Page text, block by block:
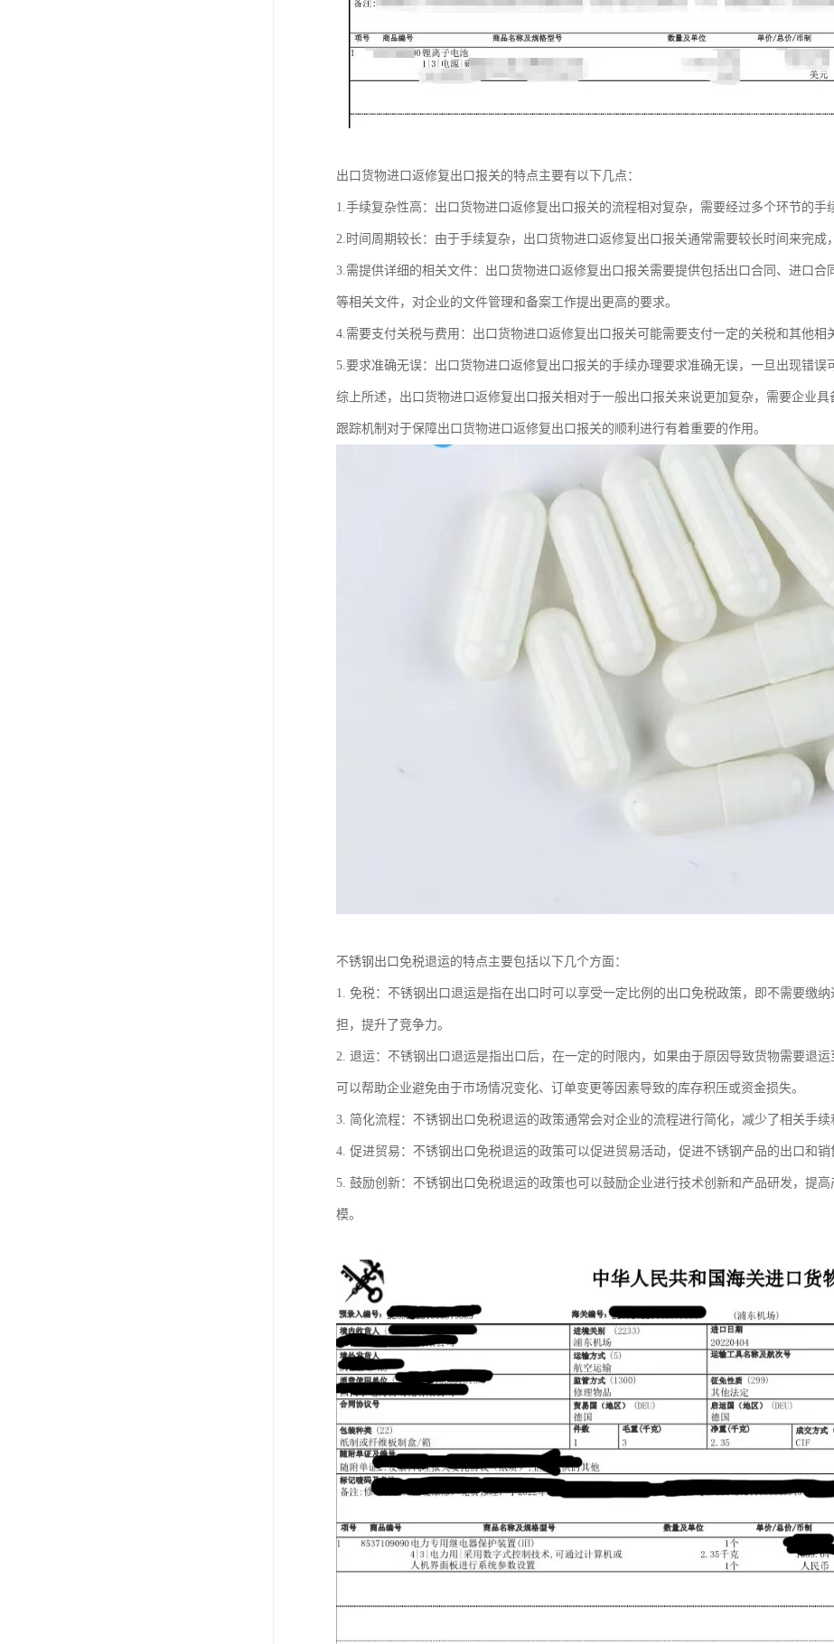
出口货物进口返修复出口报关的特点主要有以下几点：
1.手续复杂性高：出口货物进口返修复出口报关的流程相对复杂，需要经过多个环节的手
2.时间周期较长：由于手续复杂，出口货物进口返修复出口报关通常需要较长时间来完成
3.需提供详细的相关文件：出口货物进口返修复出口报关需要提供包括出口合同、进口
等相关文件，对企业的文件管理和备案工作提出更高的要求。
4.需要支付关税与费用：出口货物进口返修复出口报关可能需要支付一定的关税和其他相
5.要求准确无误：出口货物进口返修复出口报关的手续办理要求准确无误，一旦出现错误
综上所述，出口货物进口返修复出口报关相对于一般出口报关来说更加复杂，需要企业
跟踪机制对于保障出口货物进口返修复出口报关的顺利进行有着重要的作用。
不锈钢出口免税退运的特点主要包括以下几个方面：
1. 免税：不锈钢出口退运是指在出口时可以享受一定比例的出口免税政策，即不需要缴
担，提升了竞争力。
2. 退运：不锈钢出口退运是指出口后，在一定的时限内，如果由于原因导致货物需要退
可以帮助企业避免由于市场情况变化、订单变更等因素导致的库存积压或资金损失。
3. 简化流程：不锈钢出口免税退运的政策通常会对企业的流程进行简化，减少了相关手
4. 促进贸易：不锈钢出口免税退运的政策可以促进贸易活动，促进不锈钢产品的出口和销
5. 鼓励创新：不锈钢出口免税退运的政策也可以鼓励企业进行技术创新和产品研发，提
模。